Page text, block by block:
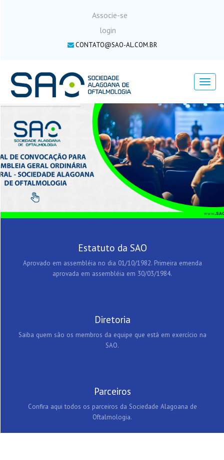
Associe-se
login
CONTATO@SAO-AL.COM.BR
Menu
Estatuto da SAO
Aprovado em assembléia no dia 01/10/1982. Primeira emenda
aprovada em assembléia em 30/03/1984.
Diretoria
Saiba quem são os membros da equipe que está em exercício na
SAO.
Parceiros
Confira aqui todos os parceiros da Sociedade Alagoana de
Oftalmologia.